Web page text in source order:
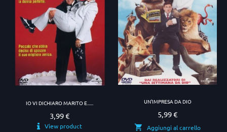
IO VI DICHIARO MARITO E......
Prezzo
3,99 €
View product
UN'IMPRESA DA DIO
Prezzo
5,99 €
Aggiungi al carrello